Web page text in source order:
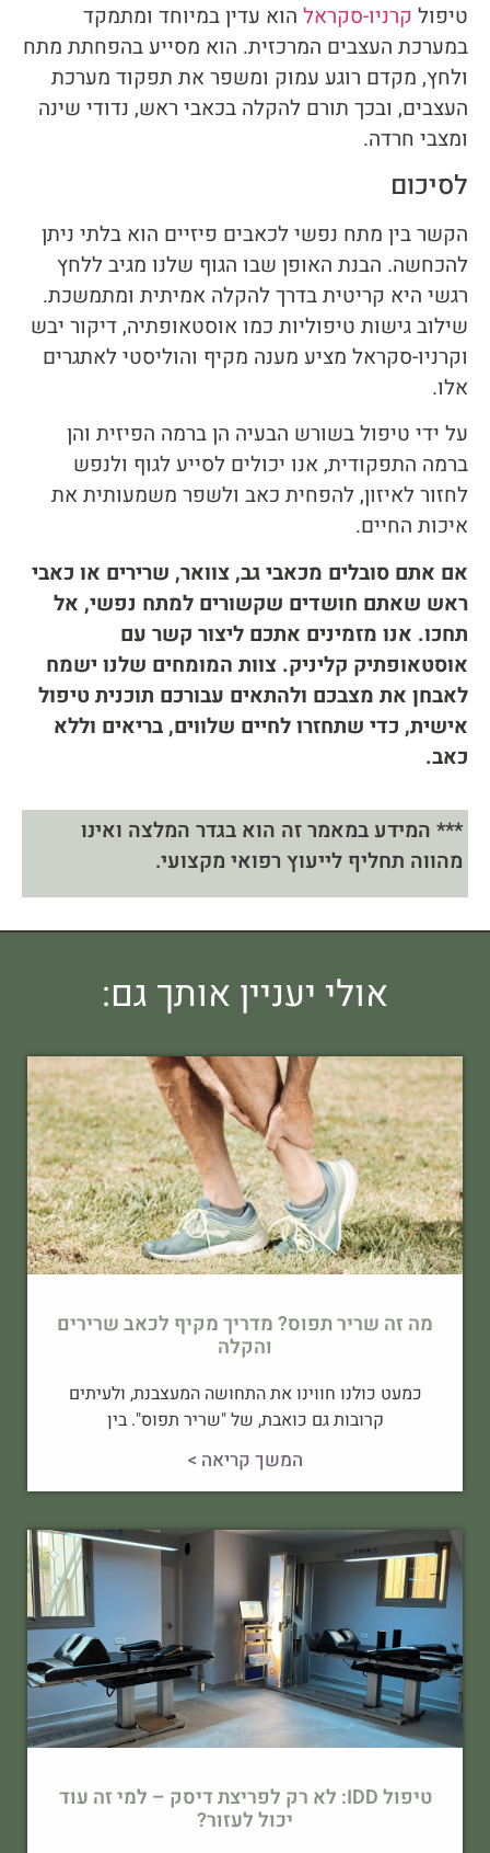
טיפול קרניו-סקראל הוא עדין במיוחד ומתמקד
במערכת העצבים המרכזית. הוא מסייע בהפחתת מתח
ולחץ, מקדם רוגע עמוק ומשפר את תפקוד מערכת
העצבים, ובכך תורם להקלה בכאבי ראש, נדודי שינה
ומצבי חרדה.
לסיכום
הקשר בין מתח נפשי לכאבים פיזיים הוא בלתי ניתן
להכחשה. הבנת האופן שבו הגוף שלנו מגיב ללחץ
רגשי היא קריטית בדרך להקלה אמיתית ומתמשכת.
שילוב גישות טיפוליות כמו אוסטאופתיה, דיקור יבש
וקרניו-סקראל מציע מענה מקיף והוליסטי לאתגרים
אלו.
על ידי טיפול בשורש הבעיה הן ברמה הפיזית והן
ברמה התפקודית, אנו יכולים לסייע לגוף ולנפש
לחזור לאיזון, להפחית כאב ולשפר משמעותית את
איכות החיים.
אם אתם סובלים מכאבי גב, צוואר, שרירים או כאבי
ראש שאתם חושדים שקשורים למתח נפשי, אל
תחכו. אנו מזמינים אתכם ליצור קשר עם
אוסטאופתיק קליניק. צוות המומחים שלנו ישמח
לאבחן את מצבכם ולהתאים עבורכם תוכנית טיפול
אישית, כדי שתחזרו לחיים שלווים, בריאים וללא
כאב.
*** המידע במאמר זה הוא בגדר המלצה ואינו
מהווה תחליף לייעוץ רפואי מקצועי.
אולי יעניין אותך גם:
מה זה שריר תפוס? מדריך מקיף לכאב שרירים
והקלה
כמעט כולנו חווינו את התחושה המעצבנת, ולעיתים
קרובות גם כואבת, של "שריר תפוס". בין
המשך קריאה >
טיפול IDD: לא רק לפריצת דיסק – למי זה עוד
יכול לעזור?